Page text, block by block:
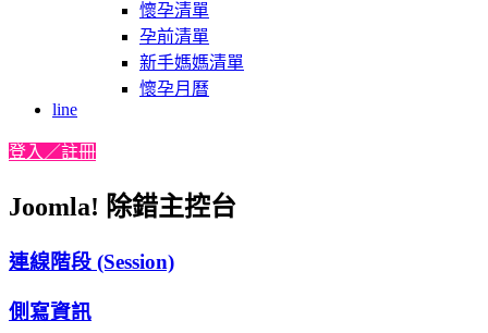
懷孕清單
孕前清單
新手媽媽清單
懷孕月曆
line
登入／註冊
Joomla! 除錯主控台
連線階段 (Session)
側寫資訊